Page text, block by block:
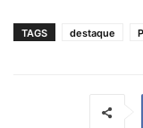
TAGS destaque